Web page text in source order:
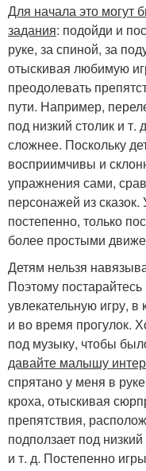
Для начала это могут
задания: подойди и
руке, за спиной, за
отыскивая любимую
преодолевать
пути. Например,
под низкий столик и
сложнее. Поскольку
восприимчивы и
упражнения сами,
персонажей из
постепенно, только
более простыми
Детям нельзя
Поэтому
увлекательную игру,
и во время прогулок.
под музыку, чтобы
давайте малышу
спрятано у меня в
кроха, отыскивая
препятствия,
подползает под
и т. д. Постепенно